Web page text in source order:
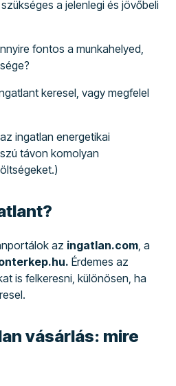
a jelenlegi és jövőbeli
fontos a munkahelyed,
keresel, vagy megfelel
ingatlan energetikai
távon komolyan
az ingatlan.com, a
Érdemes az
is felkeresni, különösen, ha
vásárlás: mire